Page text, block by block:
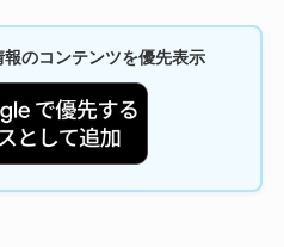
のコンテンツを優先表示